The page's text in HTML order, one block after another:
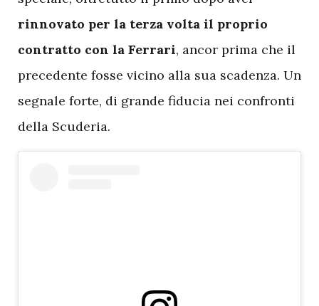
rinnovato per la terza volta il proprio
contratto con la Ferrari, ancor prima che il
precedente fosse vicino alla sua scadenza. Un
segnale forte, di grande fiducia nei confronti
della Scuderia.